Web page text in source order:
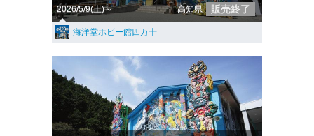
2026/5/9(土)～ 高知県 販売終了
海洋堂ホビー館四万十